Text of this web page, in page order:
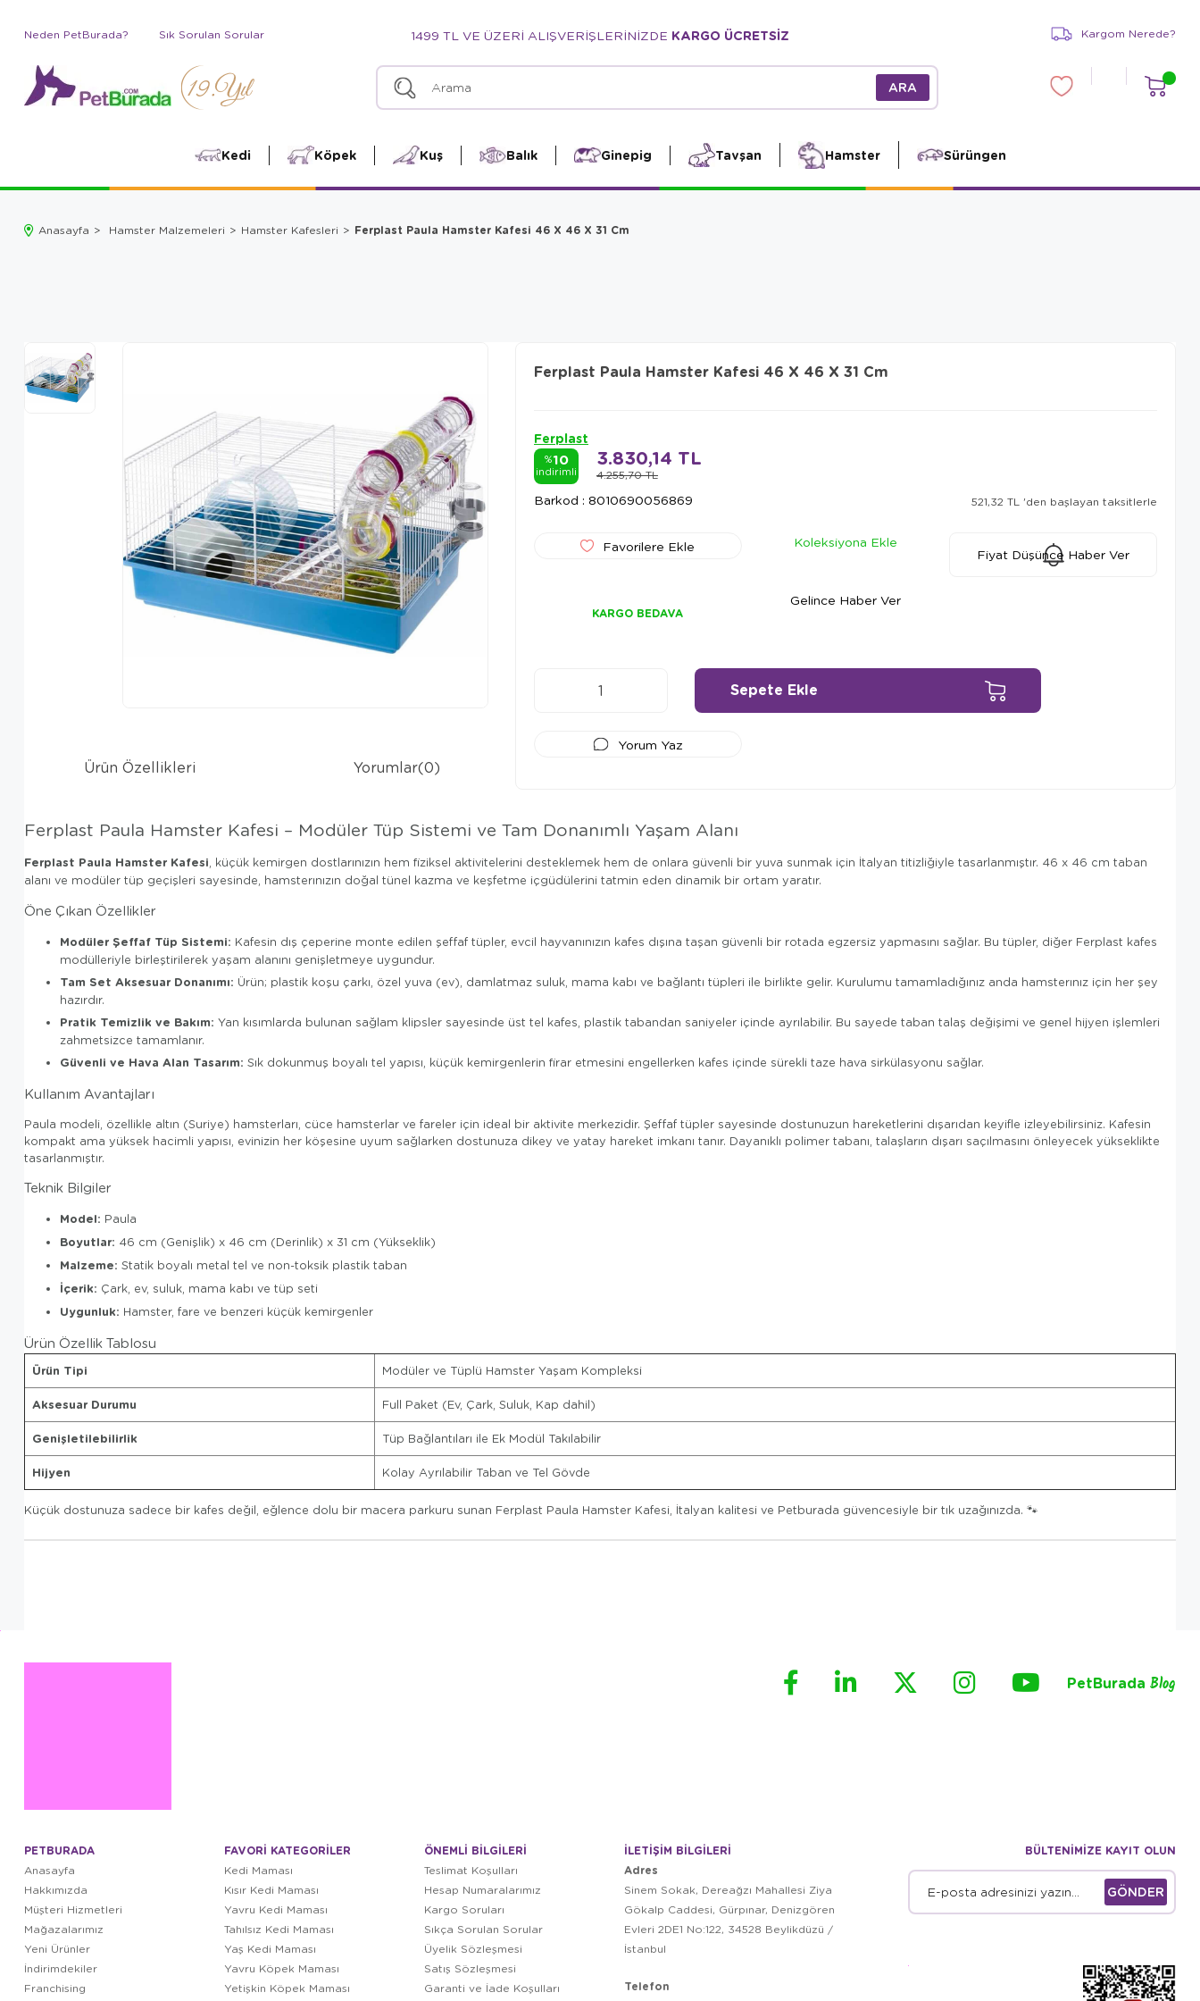
Neden PetBurada? Sık Sorulan Sorular 1499 TL VE ÜZERİ ALIŞVERİŞLERİNİZDE KARGO ÜCRETSİZ Kargom Nerede?
Kedi Köpek Kuş Balık Ginepig Tavşan Hamster Sürüngen
Anasayfa Hamster Malzemeleri Hamster Kafesleri Ferplast Paula Hamster Kafesi 46 X 46 X 31 Cm
Ferplast Paula Hamster Kafesi 46 X 46 X 31 Cm
Ferplast
%10
indirimli 4.255,70 TL
3.830,14 TL
Barkod : 8010690056869 521,32 TL 'den başlayan taksitlerle
Favorilere Ekle
Koleksiyona Ekle
Fiyat Düşünce Haber Ver
KARGO BEDAVA
Gelince Haber Ver
Yorum Yaz
Ürün Özellikleri Yorumlar(0)
Ferplast Paula Hamster Kafesi – Modüler Tüp Sistemi ve Tam Donanımlı Yaşam Alanı
Ferplast Paula Hamster Kafesi, küçük kemirgen dostlarınızın hem fiziksel aktivitelerini desteklemek hem de onlara güvenli bir yuva sunmak için İtalyan titizliğiyle tasarlanmıştır. 46 x 46 cm taban
alanı ve modüler tüp geçişleri sayesinde, hamsterınızın doğal tünel kazma ve keşfetme içgüdülerini tatmin eden dinamik bir ortam yaratır.
Öne Çıkan Özellikler
Modüler Şeffaf Tüp Sistemi: Kafesin dış çeperine monte edilen şeffaf tüpler, evcil hayvanınızın kafes dışına taşan güvenli bir rotada egzersiz yapmasını sağlar. Bu tüpler, diğer Ferplast kafes
modülleriyle birleştirilerek yaşam alanını genişletmeye uygundur.
Tam Set Aksesuar Donanımı: Ürün; plastik koşu çarkı, özel yuva (ev), damlatmaz suluk, mama kabı ve bağlantı tüpleri ile birlikte gelir. Kurulumu tamamladığınız anda hamsterınız için her şey
hazırdır.
Pratik Temizlik ve Bakım: Yan kısımlarda bulunan sağlam klipsler sayesinde üst tel kafes, plastik tabandan saniyeler içinde ayrılabilir. Bu sayede taban talaş değişimi ve genel hijyen işlemleri
zahmetsizce tamamlanır.
Güvenli ve Hava Alan Tasarım: Sık dokunmuş boyalı tel yapısı, küçük kemirgenlerin firar etmesini engellerken kafes içinde sürekli taze hava sirkülasyonu sağlar.
Kullanım Avantajları
Paula modeli, özellikle altın (Suriye) hamsterları, cüce hamsterlar ve fareler için ideal bir aktivite merkezidir. Şeffaf tüpler sayesinde dostunuzun hareketlerini dışarıdan keyifle izleyebilirsiniz. Kafesin
kompakt ama yüksek hacimli yapısı, evinizin her köşesine uyum sağlarken dostunuza dikey ve yatay hareket imkanı tanır. Dayanıklı polimer tabanı, talaşların dışarı saçılmasını önleyecek yükseklikte
tasarlanmıştır.
Teknik Bilgiler
Model: Paula
Boyutlar: 46 cm (Genişlik) x 46 cm (Derinlik) x 31 cm (Yükseklik)
Malzeme: Statik boyalı metal tel ve non-toksik plastik taban
İçerik: Çark, ev, suluk, mama kabı ve tüp seti
Uygunluk: Hamster, fare ve benzeri küçük kemirgenler
Ürün Özellik Tablosu
Ürün Tipi Modüler ve Tüplü Hamster Yaşam Kompleksi
Aksesuar Durumu Full Paket (Ev, Çark, Suluk, Kap dahil)
Genişletilebilirlik Tüp Bağlantıları ile Ek Modül Takılabilir
Hijyen Kolay Ayrılabilir Taban ve Tel Gövde
Küçük dostunuza sadece bir kafes değil, eğlence dolu bir macera parkuru sunan Ferplast Paula Hamster Kafesi, İtalyan kalitesi ve Petburada güvencesiyle bir tık uzağınızda. 🐾
PetBurada Blog
PETBURADA
Anasayfa
Hakkımızda
Müşteri Hizmetleri
Mağazalarımız
Yeni Ürünler
İndirimdekiler
Franchising
FAVORİ KATEGORİLER
Kedi Maması
Kısır Kedi Maması
Yavru Kedi Maması
Tahılsız Kedi Maması
Yaş Kedi Maması
Yavru Köpek Maması
Yetişkin Köpek Maması
ÖNEMLİ BİLGİLERİ
Teslimat Koşulları
Hesap Numaralarımız
Kargo Soruları
Sıkça Sorulan Sorular
Üyelik Sözleşmesi
Satış Sözleşmesi
Garanti ve İade Koşulları
İLETİŞİM BİLGİLERİ
Adres
Sinem Sokak, Dereağzı Mahallesi Ziya
Gökalp Caddesi, Gürpınar, Denizgören
Evleri 2DE1 No:122, 34528 Beylikdüzü /
İstanbul
Telefon
BÜLTENİMİZE KAYIT OLUN
GÖNDER